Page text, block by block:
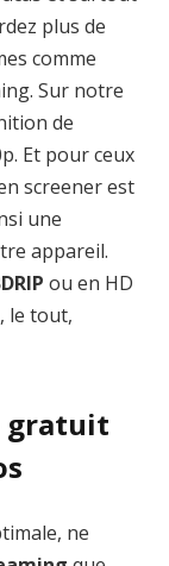
plus de
comme
Sur notre
de
Et pour ceux
screener est
une
appareil.
ou en HD
le tout,
gratuit
ne